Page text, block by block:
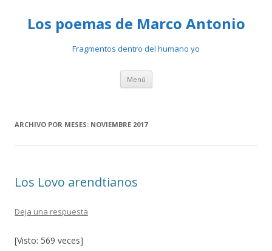
Los poemas de Marco Antonio
Fragmentos dentro del humano yo
Menú Ir
contenido
ARCHIVO POR MESES: NOVIEMBRE 2017
Los Lovo arendtianos
Deja una respuesta
[Visto: 569 veces]